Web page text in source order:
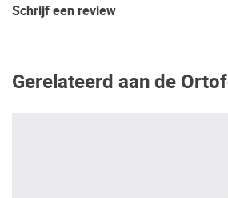
Schrijf een review
Gerelateerd aan de